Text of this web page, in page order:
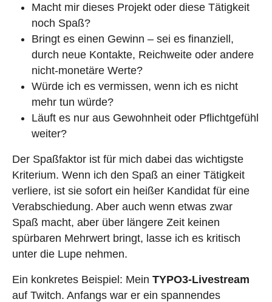
Macht mir dieses Projekt oder diese Tätigkeit
noch Spaß?
Bringt es einen Gewinn – sei es finanziell,
durch neue Kontakte, Reichweite oder andere
nicht-monetäre Werte?
Würde ich es vermissen, wenn ich es nicht
mehr tun würde?
Läuft es nur aus Gewohnheit oder Pflichtgefühl
weiter?
Der Spaßfaktor ist für mich dabei das wichtigste
Kriterium. Wenn ich den Spaß an einer Tätigkeit
verliere, ist sie sofort ein heißer Kandidat für eine
Verabschiedung. Aber auch wenn etwas zwar
Spaß macht, aber über längere Zeit keinen
spürbaren Mehrwert bringt, lasse ich es kritisch
unter die Lupe nehmen.
Ein konkretes Beispiel: Mein TYPO3-Livestream
auf Twitch. Anfangs war er ein spannendes